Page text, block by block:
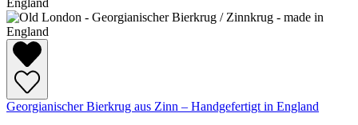
Georgianischer Bierkrug aus Zinn – Handgefertigt in England